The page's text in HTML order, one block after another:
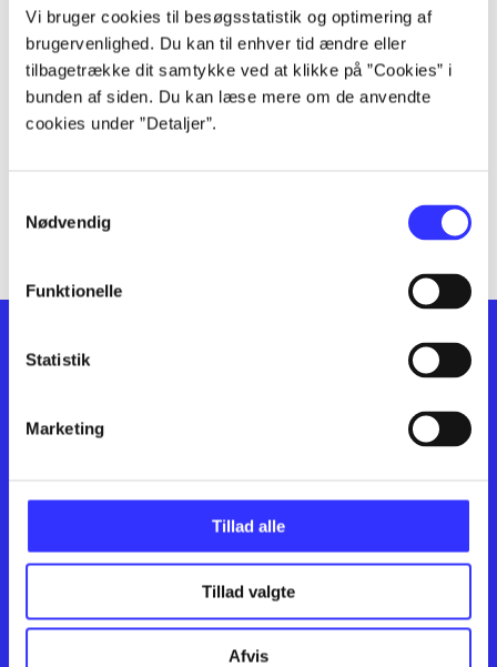
Vi bruger cookies til besøgsstatistik og optimering af
brugervenlighed. Du kan til enhver tid ændre eller
tilbagetrække dit samtykke ved at klikke på ”Cookies” i
bunden af siden. Du kan læse mere om de anvendte
cookies under ”Detaljer”.
Nødvendig
Funktionelle
Statistik
Marketing
Tillad alle
Tillad valgte
Afvis
lorem ipsum dolor sit amet ...
lorem ipsum dolor sit amet ...
lorem ipsum dolor sit amet ...
lorem ipsum dolor sit amet ...
lorem ipsum dolor sit amet ...
lorem ipsum dolor sit amet ...
Feedback
Kontakt os
English
Artikler
Film
Musik
Noder